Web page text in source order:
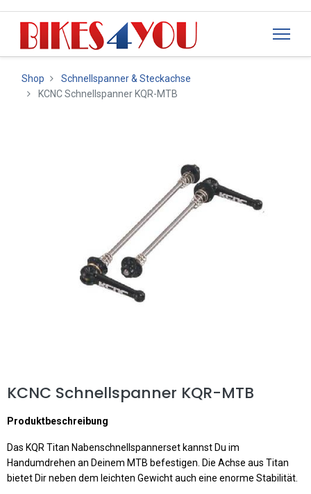
Shop
Schnellspanner & Steckachse
KCNC Schnellspanner KQR-MTB
KCNC Schnellspanner KQR-MTB
Produktbeschreibung
Das KQR Titan Nabenschnellspannerset kannst Du im
Handumdrehen an Deinem MTB befestigen. Die Achse aus Titan
bietet Dir neben dem leichten Gewicht auch eine enorme Stabilität.